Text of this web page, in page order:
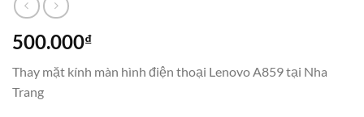
500.000₫
Thay mặt kính màn hình điện thoại Lenovo A859 tại Nha
Trang